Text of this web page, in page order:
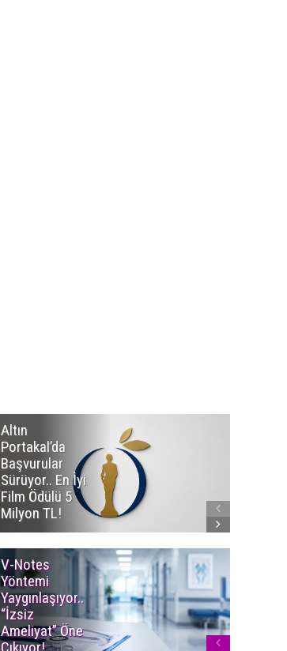
Altın
Portakal’da
Başvurular
Sürüyor.. En İyi
Film Ödülü 5
Milyon TL!
V-Notes
Yöntemi
Yaygınlaşıyor..
“İzsiz
Ameliyat” Öne